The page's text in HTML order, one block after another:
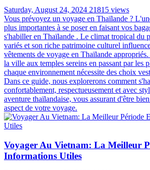
Saturday, August 24, 2024 21815 views
Vous prévoyez un voyage en Thaïlande ?
plus importantes à se poser en faisant vos
s'habiller en Thaïlande . Le climat tropical du
variés et son riche patrimoine culturel
vêtements de voyage en Thaïlande
la ville aux temples sereins en passant par les
chaque environnement nécessite des choix
Dans ce guide, nous explorerons comment
confortablement, respectueusement et avec
aventure thaïlandaise, vous assurant d'être
aspect de votre voyage.
Voyager Au Vietnam: La Meilleur
Informations Utiles